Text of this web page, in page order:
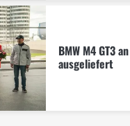
BMW M4 GT3
ausgeliefert